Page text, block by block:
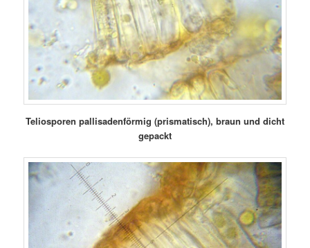
Teliosporen pallisadenförmig (prismatisch), braun und dicht
gepackt